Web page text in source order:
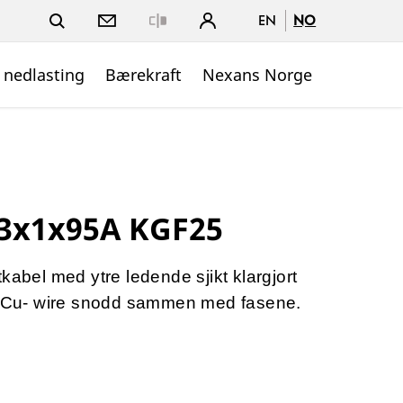
EN NO
Bærekraft Nexans Norge
KGF25
med ytre ledende sjikt klargjort
wire snodd sammen med fasene.